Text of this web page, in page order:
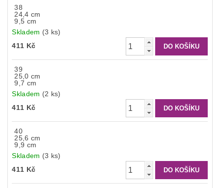
38
24,4 cm
9,5 cm
Skladem (3 ks)
411 Kč
39
25,0 cm
9,7 cm
Skladem (2 ks)
411 Kč
40
25,6 cm
9,9 cm
Skladem (3 ks)
411 Kč